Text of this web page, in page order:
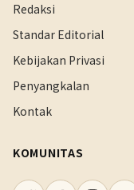
Redaksi
Standar Editorial
Kebijakan Privasi
Penyangkalan
Kontak
KOMUNITAS